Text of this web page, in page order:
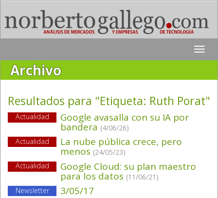
Toggle
Archivo
Resultados para "Etiqueta: Ruth Porat"
Actualidad Google avasalla con su IA por
bandera (4/06/26)
Actualidad
La nube pública crece, pero
menos (24/05/23)
Actualidad
Google Cloud: su plan maestro
para los datos (11/06/21)
Newsletter
3/05/17